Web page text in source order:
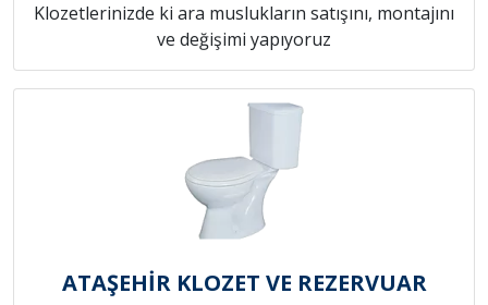
Klozetlerinizde ki ara muslukların satışını, montajını
ve değişimi yapıyoruz
ATAŞEHİR KLOZET VE REZERVUAR